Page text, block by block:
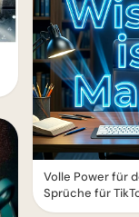
Volle Power für
Sprüche für